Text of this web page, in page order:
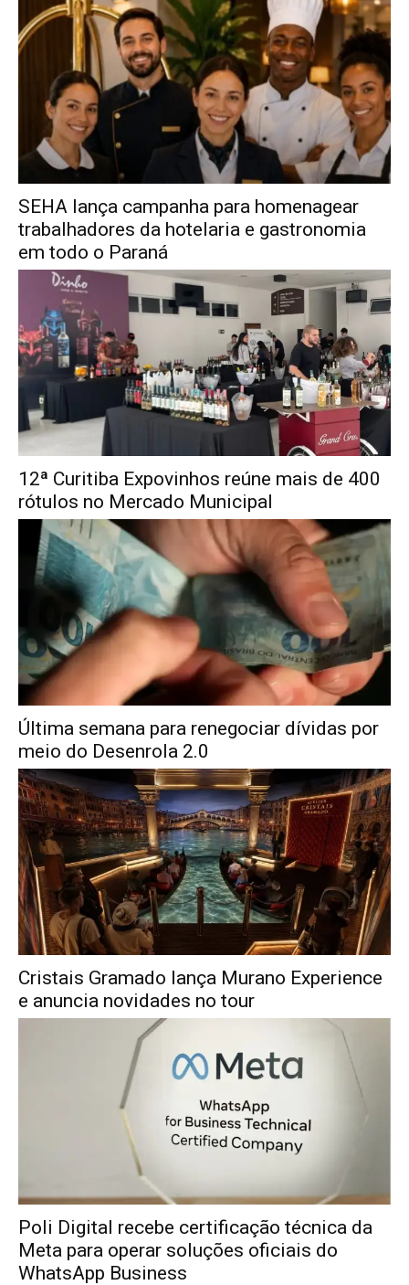
SEHA lança campanha para homenagear
trabalhadores da hotelaria e gastronomia
em todo o Paraná
12ª Curitiba Expovinhos reúne mais de 400
rótulos no Mercado Municipal
Última semana para renegociar dívidas por
meio do Desenrola 2.0
Cristais Gramado lança Murano Experience
e anuncia novidades no tour
Poli Digital recebe certificação técnica da
Meta para operar soluções oficiais do
WhatsApp Business